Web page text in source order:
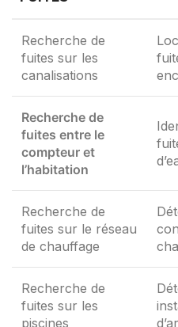
Recherche de
fuites sur les
canalisations
Recherche de
fuites entre le
compteur et
l’habitation
Recherche de
fuites sur le réseau
de chauffage
Recherche de
fuites sur les
piscines